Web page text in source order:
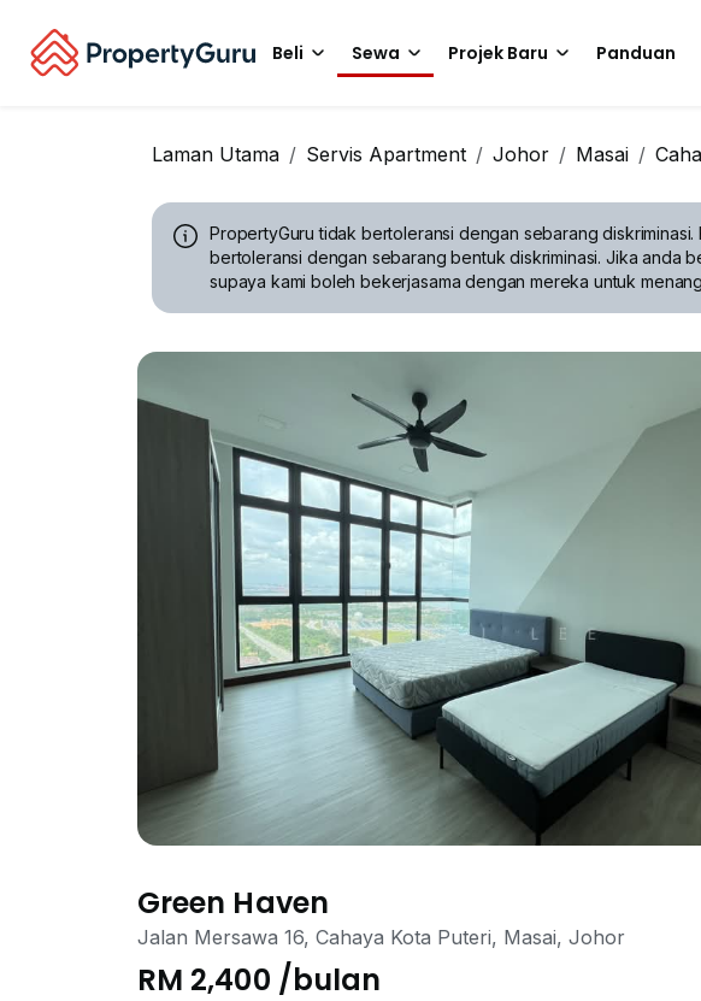
Beli Sewa Projek Baru Panduan
Laman Utama Servis Apartment Johor Masai
PropertyGuru tidak bertoleransi dengan sebarang diskriminasi.
bertoleransi dengan sebarang bentuk diskriminasi. Jika anda
supaya kami boleh bekerjasama dengan mereka untuk
Green Haven
Jalan Mersawa 16, Cahaya Kota Puteri, Masai, Johor
RM 2,400 /bulan